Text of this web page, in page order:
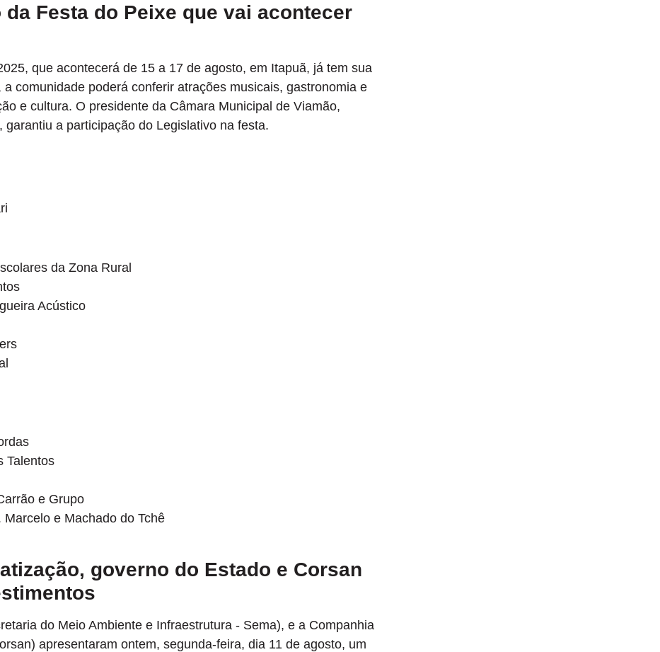
Festa do Peixe que vai acontecer
que acontecerá de 15 a 17 de agosto, em Itapuã, já tem sua
comunidade poderá conferir atrações musicais, gastronomia e
e cultura. O presidente da Câmara Municipal de Viamão,
a participação do Legislativo na festa.
da Zona Rural
Acústico
Talentos
e Grupo
e Machado do Tchê
governo do Estado e Corsan
do Meio Ambiente e Infraestrutura - Sema), e a Companhia
apresentaram ontem, segunda-feira, dia 11 de agosto, um